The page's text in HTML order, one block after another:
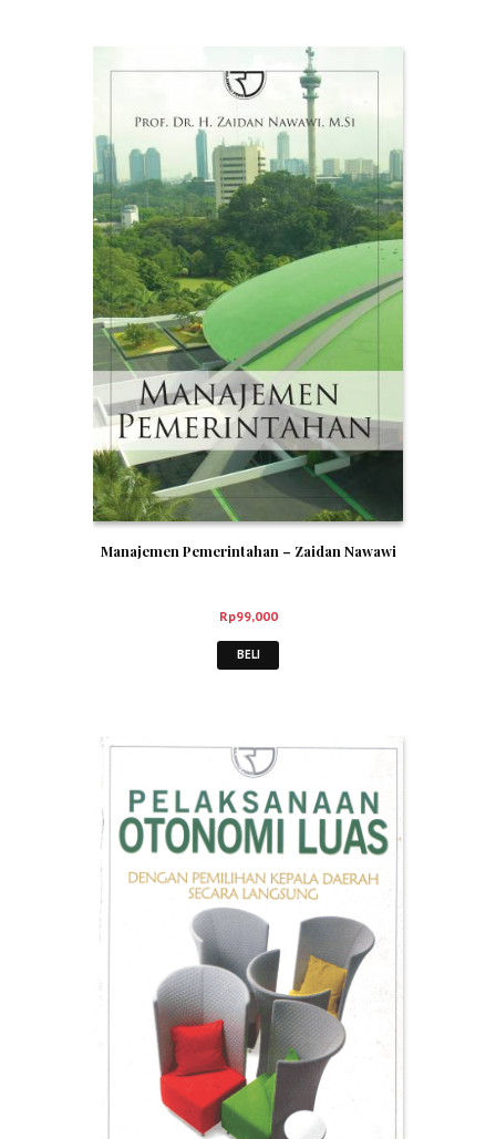
Manajemen Pemerintahan – Zaidan Nawawi
Rp99,000
BELI